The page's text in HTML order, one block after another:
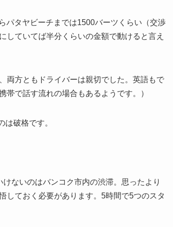
パタヤビーチまでは1500バーツくらい（交渉
していてば半分くらいの金額で動けると言え
両方ともドライバーは親切でした。英語もで
で話す流れの場合もあるようです。）
破格です。
ないのはバンコク市内の渋滞。思ったより
しておく必要があります。5時間で5つのスタ